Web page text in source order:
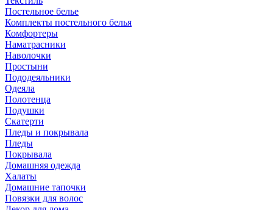
Постельное белье
Комплекты постельного белья
Комфортеры
Наматрасники
Наволочки
Простыни
Пододеяльники
Одеяла
Полотенца
Подушки
Скатерти
Пледы и покрывала
Пледы
Покрывала
Домашняя одежда
Халаты
Домашние тапочки
Повязки для волос